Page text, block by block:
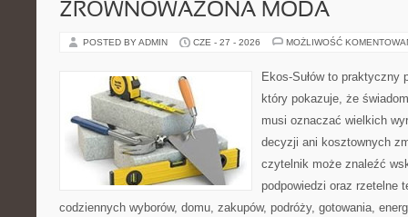
ZRÓWNOWAŻONA MODA
POSTED BY ADMIN CZE - 27 - 2026 MOŻLIWOŚĆ
Ekos-Sułów to praktyczny
który pokazuje, że
musi oznaczać wielkich
decyzji ani kosztownych
czytelnik może znaleźć
podpowiedzi oraz rzetelne
codziennych wyborów, domu, zakupów, podróży, gotowania,